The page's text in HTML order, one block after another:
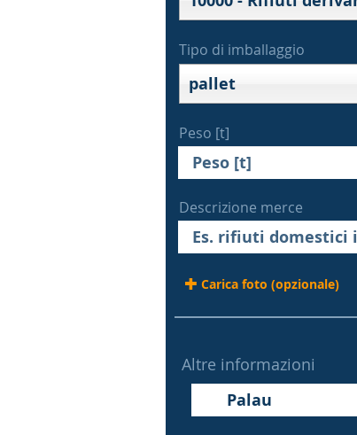
Tipo di imballaggio
pallet
Peso [t]
Descrizione merce
Carica foto (opzionale)
Altre informazioni